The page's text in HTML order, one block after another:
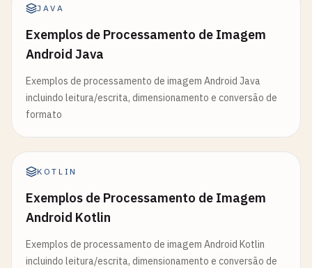
JAVA
Exemplos de Processamento de Imagem
Android Java
Exemplos de processamento de imagem Android Java
incluindo leitura/escrita, dimensionamento e conversão de
formato
KOTLIN
Exemplos de Processamento de Imagem
Android Kotlin
Exemplos de processamento de imagem Android Kotlin
incluindo leitura/escrita, dimensionamento e conversão de